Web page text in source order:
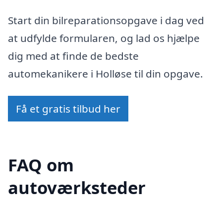
Start din bilreparationsopgave i dag ved
at udfylde formularen, og lad os hjælpe
dig med at finde de bedste
automekanikere i Holløse til din opgave.
Få et gratis tilbud her
FAQ om
autoværksteder